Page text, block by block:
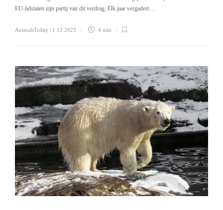
EU-lidstaten zijn partij van dit verdrag. Elk jaar vergadert…
AnimalsToday | 1 12 2023 4 min